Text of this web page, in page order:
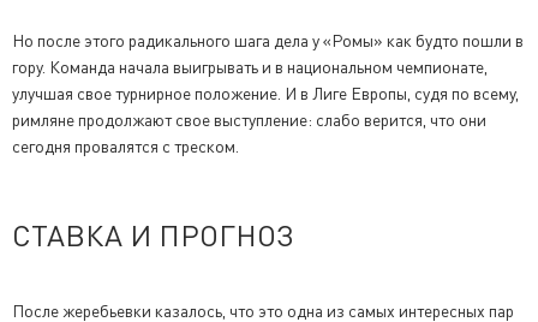
Но после этого радикального шага дела у «Ромы» как будто пошли в
гору. Команда начала выигрывать и в национальном чемпионате,
улучшая свое турнирное положение. И в Лиге Европы, судя по всему,
римляне продолжают свое выступление: слабо верится, что они
сегодня провалятся с треском.
СТАВКА И ПРОГНОЗ
После жеребьевки казалось, что это одна из самых интересных пар